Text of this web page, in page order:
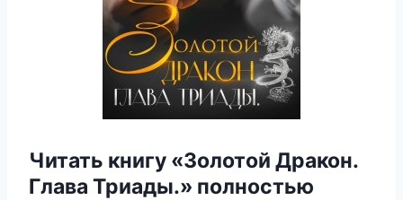
Читать книгу «Золотой Дракон.
Глава Триады.» полностью